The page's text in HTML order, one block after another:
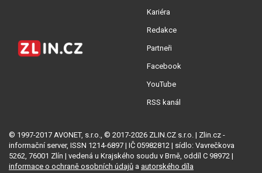
Kariéra
Redakce
Partneři
Facebook
YouTube
RSS kanál
© 1997-2017 AVONET, s.r.o., © 2017-2026 ZLIN.CZ s.r.o. | Zlin.cz -
informační server, ISSN 1214-6897 | IČ 05982812 | sídlo: Vavrečkova
5262, 76001 Zlín | vedená u Krajského soudu v Brně, oddíl C 98972 |
informace o ochraně osobních údajů a autorského díla